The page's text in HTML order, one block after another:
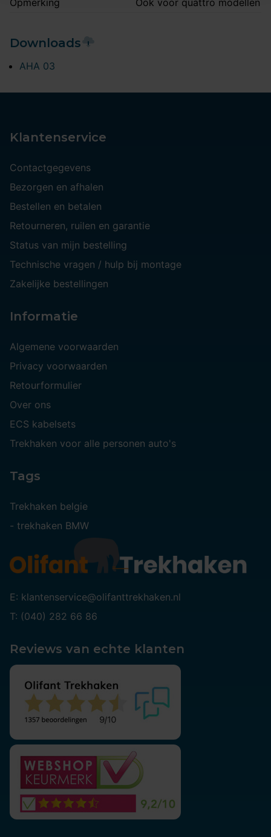
Opmerking
Ook voor quattro modellen
Downloads
AHA 03
Klantenservice
Contactgegevens
Bezorgen en afhalen
Bestellen en betalen
Retourneren, ruilen en garantie
Status van mijn bestelling
Technische vragen / hulp bij montage
Zakelijke bestellingen
Informatie
Algemene voorwaarden
Privacy voorwaarden
Retourformulier
Over ons
ECS kabelsets
Trekhaken voor alle personen auto's
Tags
Trekhaken belgie
- trekhaken BMW
E: klantenservice@olifanttrekhaken.nl
T: (040) 282 66 86
Reviews van echte klanten